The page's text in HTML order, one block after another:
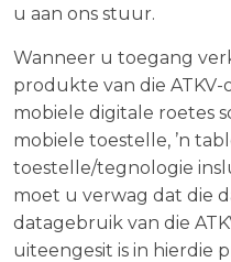
u aan ons stuur.
Wanneer u toegang
produkte van die
mobiele digitale roetes
mobiele toestelle, ’n
toestelle/tegnologie
moet u verwag dat die
datagebruik van die
uiteengesit is in hierdie